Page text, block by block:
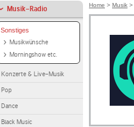
Musik-Radio
Sonstiges
Musikwünsche
Morningshow etc.
Konzerte & Live-Musik
Pop
Dance
Black Music
Home > Musik >